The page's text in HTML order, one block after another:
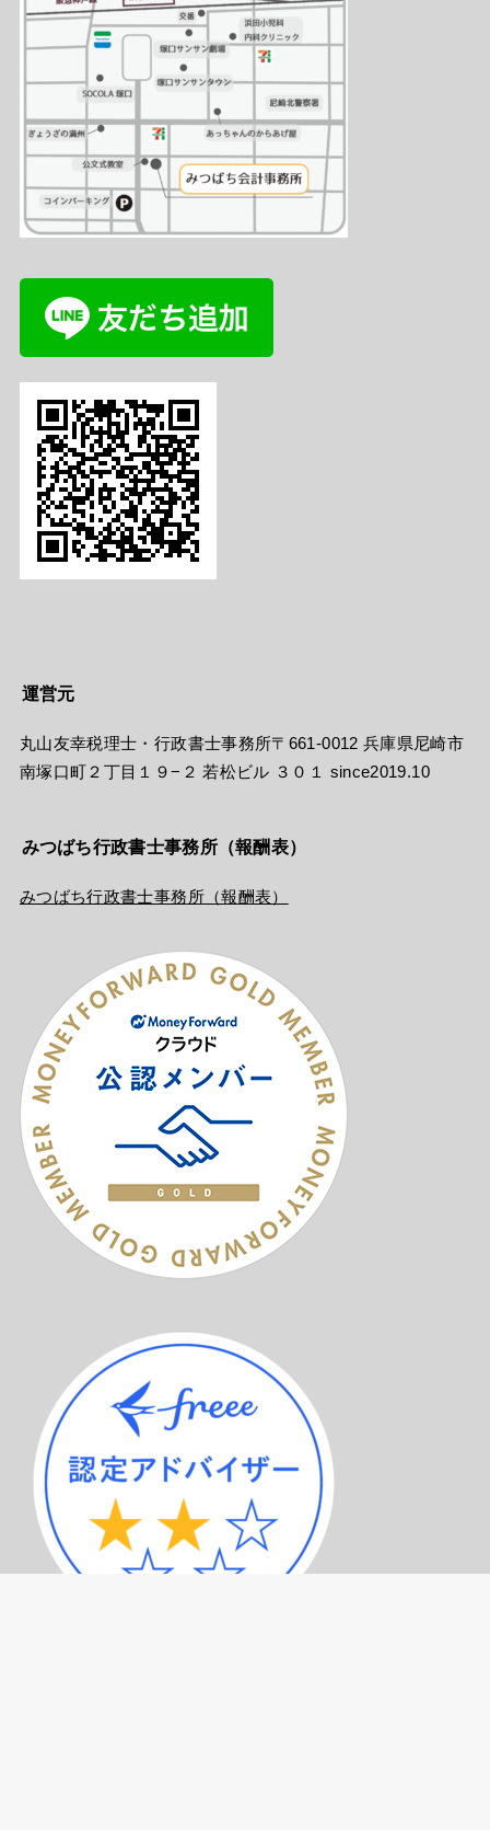
運営元
丸山友幸税理士・行政書士事務所〒661-0012 兵庫県尼崎市
南塚口町２丁目１９−２ 若松ビル ３０１ since2019.10
みつばち行政書士事務所（報酬表）
みつばち行政書士事務所（報酬表）